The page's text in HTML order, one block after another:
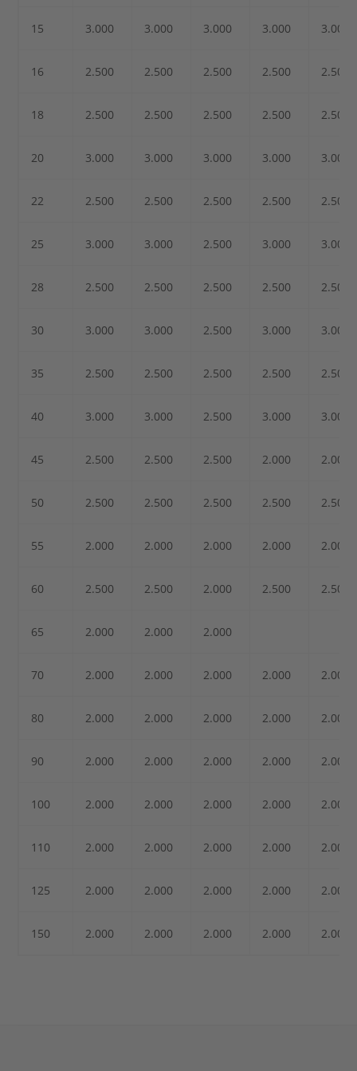
15 3.000 3.000 3.000 3.000 3.000
16 2.500 2.500 2.500 2.500 2.500
18 2.500 2.500 2.500 2.500 2.500
20 3.000 3.000 3.000 3.000 3.000
22 2.500 2.500 2.500 2.500 2.500
25 3.000 3.000 2.500 3.000 3.000
28 2.500 2.500 2.500 2.500 2.500
30 3.000 3.000 2.500 3.000 3.000
35 2.500 2.500 2.500 2.500 2.500
40 3.000 3.000 2.500 3.000 3.000
45 2.500 2.500 2.500 2.000 2.000
50 2.500 2.500 2.500 2.500 2.500
55 2.000 2.000 2.000 2.000 2.000
60 2.500 2.500 2.000 2.500 2.500
65 2.000 2.000 2.000
70 2.000 2.000 2.000 2.000 2.000
80 2.000 2.000 2.000 2.000 2.000
90 2.000 2.000 2.000 2.000 2.000
100 2.000 2.000 2.000 2.000 2.000
110 2.000 2.000 2.000 2.000 2.000
125 2.000 2.000 2.000 2.000 2.000
150 2.000 2.000 2.000 2.000 2.000